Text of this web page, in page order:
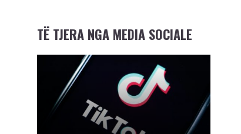
TË TJERA NGA MEDIA SOCIALE